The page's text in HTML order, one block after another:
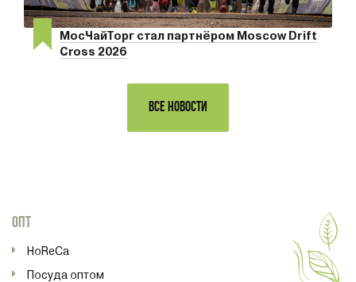
МосЧайТорг стал партнёром Moscow Drift
Cross 2026
ВСЕ НОВОСТИ
ОПТ
HoReCa
Посуда оптом